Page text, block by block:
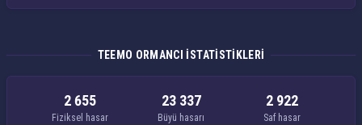
TEEMO ORMANCI ISTATISTIKLERI
2 655
Fiziksel hasar
23 337
Büyü hasarı
2 922
Saf hasar